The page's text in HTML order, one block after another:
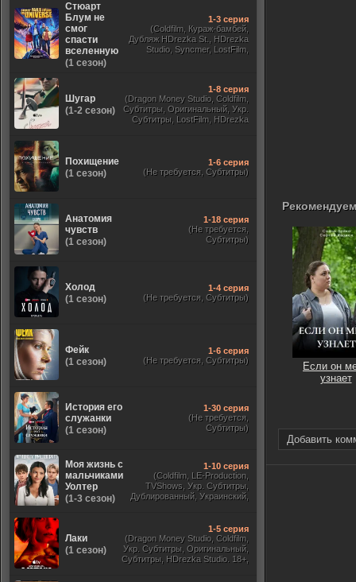
Если он
узнает
Добавить
Стюарт
Блум не
смог
спасти
вселенную
(1 сезон)
1-3 серия
(Coldfilm, Кураж-бамбей,
Дубляж HDrezka St., HDrezka
Studio, Syncmer, LostFilm,
Шугар
(1-2 сезон)
1-8 серия
(Dragon Money Studio, Coldfilm,
Субтитры, Оригинальный, Укр.
Субтитры, LostFilm, HDrezka
Похищение
(1 сезон)
1-6 серия
(Не требуется, Субтитры)
Анатомия
чувств
(1 сезон)
1-18 серия
(Не требуется,
Субтитры)
Холод
(1 сезон)
1-4 серия
(Не требуется, Субтитры)
Фейк
(1 сезон)
1-6 серия
(Не требуется, Субтитры)
История его
служанки
(1 сезон)
1-30 серия
(Не требуется,
Субтитры)
Моя жизнь с
мальчиками
Уолтер
(1-3 сезон)
1-10 серия
(Coldfilm, LE-Production,
TVShows, Укр. Субтитры,
Дублированный, Украинский,
Лаки
(1 сезон)
1-5 серия
(Dragon Money Studio, Coldfilm,
Укр. Субтитры, Оригинальный,
Субтитры, HDrezka Studio. 18+,